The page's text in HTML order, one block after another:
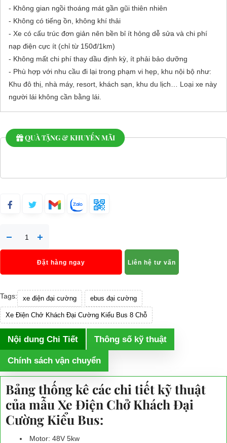
- Không gian ngồi thoáng mát gần gũi thiên nhiên
- Không có tiếng ồn, không khí thải
- Xe có cấu trúc đơn giản nên bền bỉ ít hỏng dễ sửa và chi phí
nạp điện cực ít (chỉ từ 150đ/1km)
- Không mất chi phí thay dầu định kỳ, ít phải bảo dưỡng
- Phù hợp với nhu cầu đi lại trong phạm vi hẹp, khu nội bộ như:
Khu đô thị, nhà máy, resort, khách sạn, khu du lịch… Loại xe này
người lái không cần bằng lái.
QUÀ TẶNG & KHUYẾN MÃI
Đặt hàng ngay Liên hệ tư vấn
Tags: xe điện đại cường ebus đại cường
Xe Điện Chở Khách Đại Cường Kiểu Bus 8 Chỗ
Nội dung Chi Tiết Thông số kỹ thuật
Chính sách vận chuyển
Bảng thống kê các chi tiết kỹ thuật
của mẫu Xe Điện Chở Khách Đại
Cường Kiểu Bus:
Motor: 48V 5kw